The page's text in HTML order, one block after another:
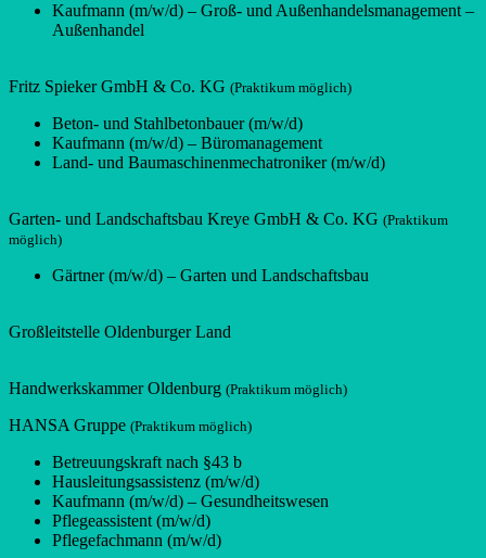
Kaufmann (m/w/d) – Groß- und Außenhandelsmanagement –
Außenhandel
Fritz Spieker GmbH & Co. KG (Praktikum möglich)
Beton- und Stahlbetonbauer (m/w/d)
Kaufmann (m/w/d) – Büromanagement
Land- und Baumaschinenmechatroniker (m/w/d)
Garten- und Landschaftsbau Kreye GmbH & Co. KG (Praktikum
möglich)
Gärtner (m/w/d) – Garten und Landschaftsbau
Großleitstelle Oldenburger Land
Handwerkskammer Oldenburg (Praktikum möglich)
HANSA Gruppe (Praktikum möglich)
Betreuungskraft nach §43 b
Hausleitungsassistenz (m/w/d)
Kaufmann (m/w/d) – Gesundheitswesen
Pflegeassistent (m/w/d)
Pflegefachmann (m/w/d)